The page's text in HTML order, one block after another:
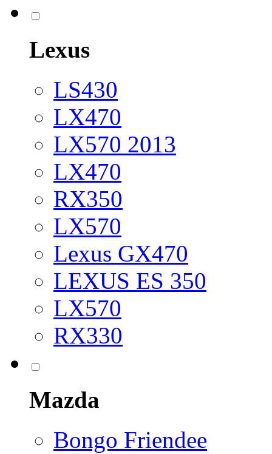
Lexus
LS430
LX470
LX570 2013
LX470
RX350
LX570
Lexus GX470
LEXUS ES 350
LX570
RX330
Mazda
Bongo Friendee